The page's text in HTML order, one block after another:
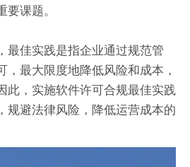
课题。
最佳实践是指企业通过规范管
最大限度地降低风险和成本，
此，实施软件许可合规最佳实践
规避法律风险，降低运营成本的